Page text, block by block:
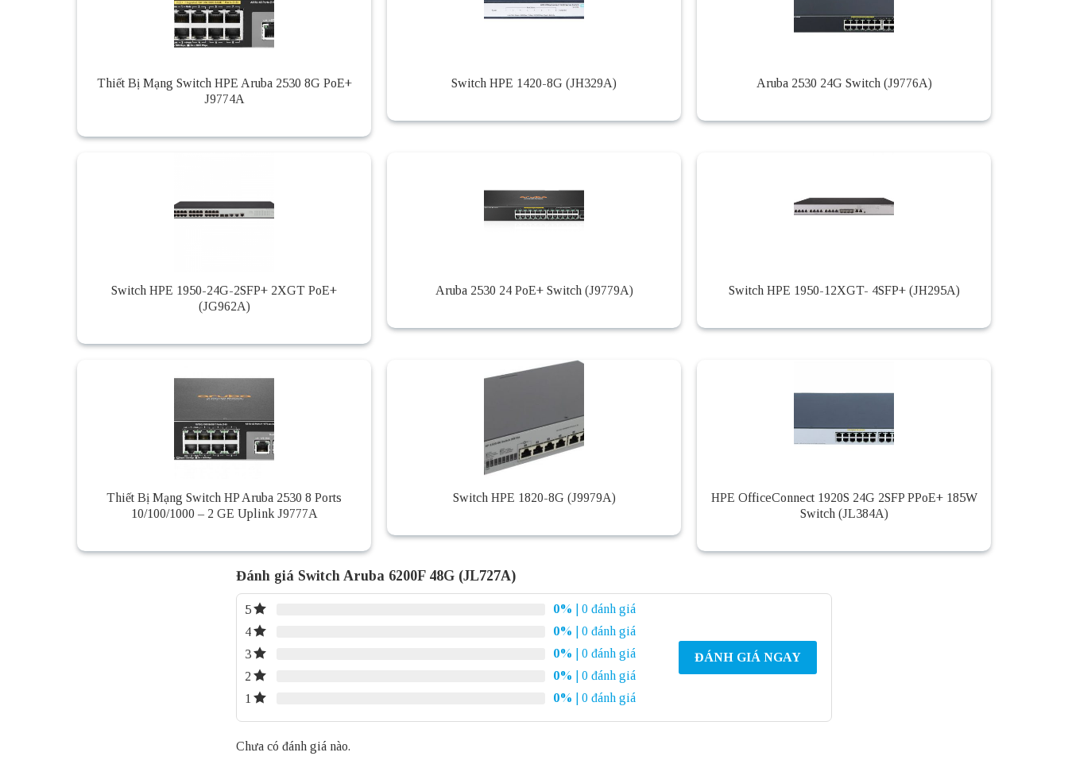
Thiết Bị Mạng Switch HPE Aruba 2530 8G PoE+
J9774A
Switch HPE 1420-8G (JH329A) Aruba 2530 24G Switch (J9776A)
Switch HPE 1950-24G-2SFP+ 2XGT PoE+
(JG962A)
Aruba 2530 24 PoE+ Switch (J9779A) Switch HPE 1950-12XGT- 4SFP+ (JH295A)
Thiết Bị Mạng Switch HP Aruba 2530 8 Ports
10/100/1000 – 2 GE Uplink J9777A
Switch HPE 1820-8G (J9979A)
HPE OfficeConnect 1920S 24G 2SFP PPoE+ 185W
Switch (JL384A)
Đánh giá Switch Aruba 6200F 48G (JL727A)
5 0%
| 0 đánh giá
4
0%
| 0 đánh giá
3
0%
| 0 đánh giá
2
0%
| 0 đánh giá
1
0% | 0 đánh giá
ĐÁNH GIÁ NGAY
Chưa có đánh giá nào.